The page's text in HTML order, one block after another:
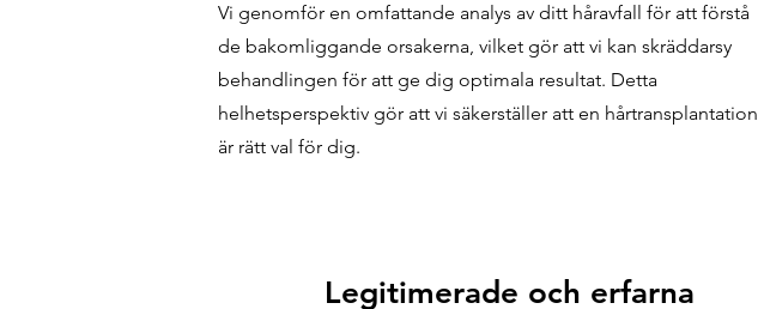
Vi genomför en omfattande analys av ditt håravfall för att förstå
de bakomliggande orsakerna, vilket gör att vi kan skräddarsy
behandlingen för att ge dig optimala resultat. Detta
helhetsperspektiv gör att vi säkerställer att en hårtransplantation
är rätt val för dig.
Legitimerade och erfarna